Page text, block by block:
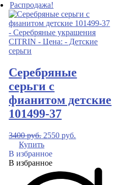
Распродажа!
Серебряные
серьги с
фианитом детские
101499-37
3400руб. 2550руб.
Купить
В избранное
В избранное